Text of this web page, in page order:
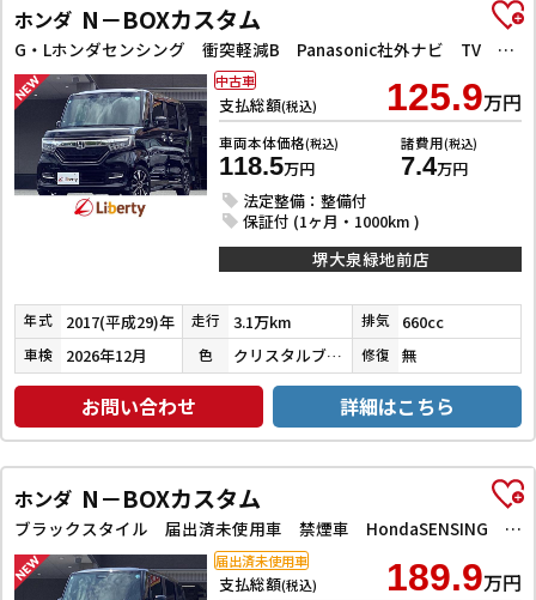
ホンダ N－BOXカスタム
G・Lホンダセンシング 衝突軽減B Panasonic社外ナビ TV Bカメラ ビルドインETC アダプティブクルーズコントロール 左パワースライドドア LEDヘッドライト フォグライト スマートキー プッシュスタート
支払総額(税込) 125.9万円
車両本体価格(税込)
118.5万円
諸費用(税込)
7.4万円
法定整備：整備付
保証付 (1ヶ月・1000km )
中古車
堺大泉緑地前店
年式 2017(平成29)年 走行 3.1万km 排気 660cc
車検 2026年12月 色 クリスタルブラックパール 修復 無
お問い合わせ 詳細はこちら
ホンダ N－BOXカスタム
ブラックスタイル 届出済未使用車 禁煙車 HondaSENSING 両側自動ドア アダプティブクルーズコントロール 電子パーキング 前席シートヒーター LEDヘッドライト スマートキー プッシュスタート 純正アルミ
支払総額(税込) 189.9万円
届出済未使用車